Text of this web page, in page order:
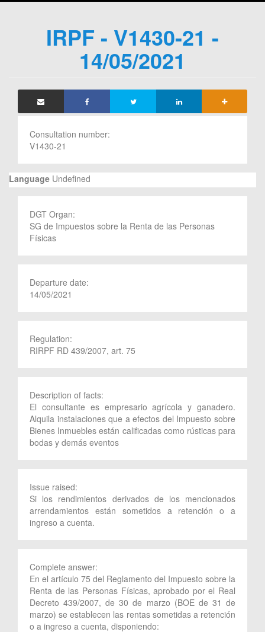
IRPF - V1430-21 -
14/05/2021
Consultation number:
V1430-21
Language Undefined
DGT Organ:
SG de Impuestos sobre la Renta de las Personas
Físicas
Departure date:
14/05/2021
Regulation:
RIRPF RD 439/2007, art. 75
Description of facts:
El consultante es empresario agrícola y ganadero.
Alquila instalaciones que a efectos del Impuesto sobre
Bienes Inmuebles están calificadas como rústicas para
bodas y demás eventos
Issue raised:
Si los rendimientos derivados de los mencionados
arrendamientos están sometidos a retención o a
ingreso a cuenta.
Complete answer:
En el artículo 75 del Reglamento del Impuesto sobre la
Renta de las Personas Físicas, aprobado por el Real
Decreto 439/2007, de 30 de marzo (BOE de 31 de
marzo) se establecen las rentas sometidas a retención
o a ingreso a cuenta, disponiendo: